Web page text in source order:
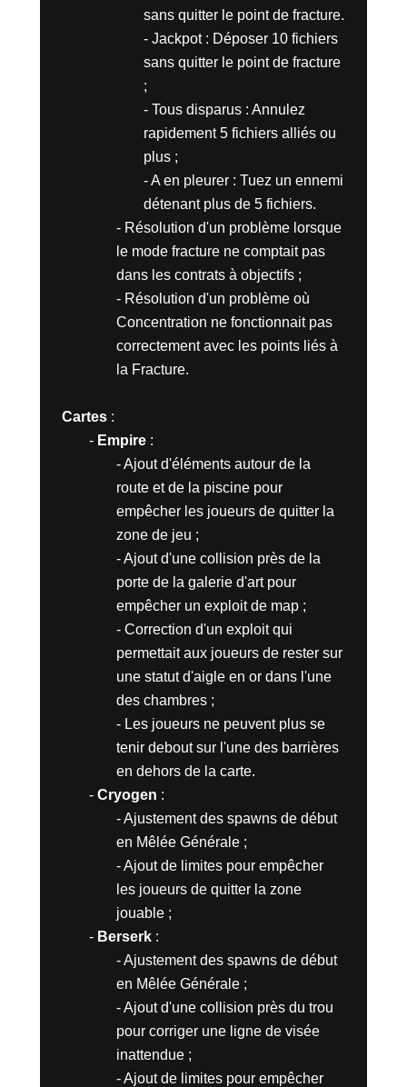
sans quitter le point de fracture.
- Jackpot : Déposer 10 fichiers
sans quitter le point de fracture
;
- Tous disparus : Annulez
rapidement 5 fichiers alliés ou
plus ;
- A en pleurer : Tuez un ennemi
détenant plus de 5 fichiers.
- Résolution d'un problème lorsque
le mode fracture ne comptait pas
dans les contrats à objectifs ;
- Résolution d'un problème où
Concentration ne fonctionnait pas
correctement avec les points liés à
la Fracture.
Cartes :
- Empire :
- Ajout d'éléments autour de la
route et de la piscine pour
empêcher les joueurs de quitter la
zone de jeu ;
- Ajout d'une collision près de la
porte de la galerie d'art pour
empêcher un exploit de map ;
- Correction d'un exploit qui
permettait aux joueurs de rester sur
une statut d'aigle en or dans l'une
des chambres ;
- Les joueurs ne peuvent plus se
tenir debout sur l'une des barrières
en dehors de la carte.
- Cryogen :
- Ajustement des spawns de début
en Mêlée Générale ;
- Ajout de limites pour empêcher
les joueurs de quitter la zone
jouable ;
- Berserk :
- Ajustement des spawns de début
en Mêlée Générale ;
- Ajout d'une collision près du trou
pour corriger une ligne de visée
inattendue ;
- Ajout de limites pour empêcher